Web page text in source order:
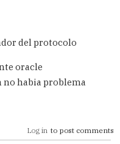
del protocolo
oracle
no habia problema
Log in to post comments